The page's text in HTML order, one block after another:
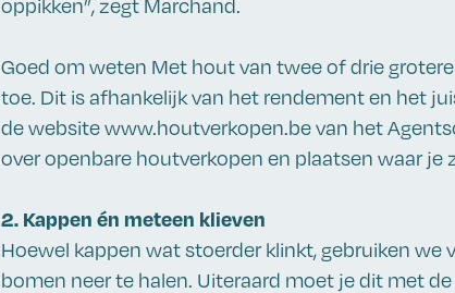
oppikken”, zegt Marchand.
Goed om weten Met hout van twee of drie
toe. Dit is afhankelijk van het rendement en het
de website www.houtverkopen.be van het
over openbare houtverkopen en plaatsen waar je
2. Kappen én meteen klieven
Hoewel kappen wat stoerder klinkt, gebruiken
bomen neer te halen. Uiteraard moet je dit met